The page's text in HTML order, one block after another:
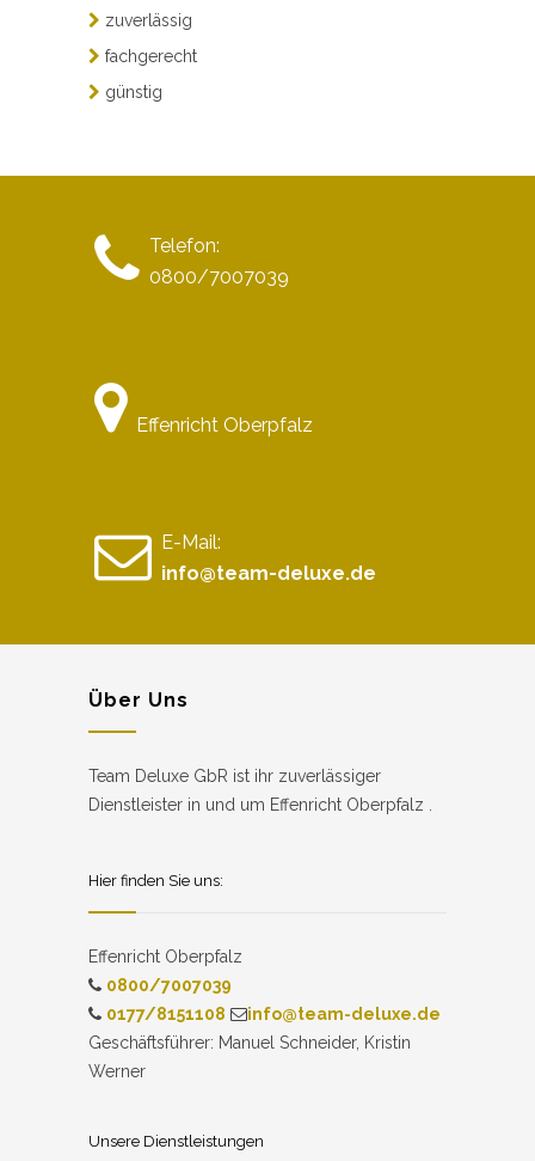
zuverlässig
fachgerecht
günstig
Telefon:
0800/7007039
Effenricht Oberpfalz
E-Mail:
info@team-deluxe.de
Über Uns
Team Deluxe GbR ist ihr zuverlässiger
Dienstleister in und um Effenricht Oberpfalz .
Hier finden Sie uns:
Effenricht Oberpfalz
0800/7007039
0177/8151108
info@team-deluxe.de
Geschäftsführer: Manuel Schneider, Kristin
Werner
Unsere Dienstleistungen